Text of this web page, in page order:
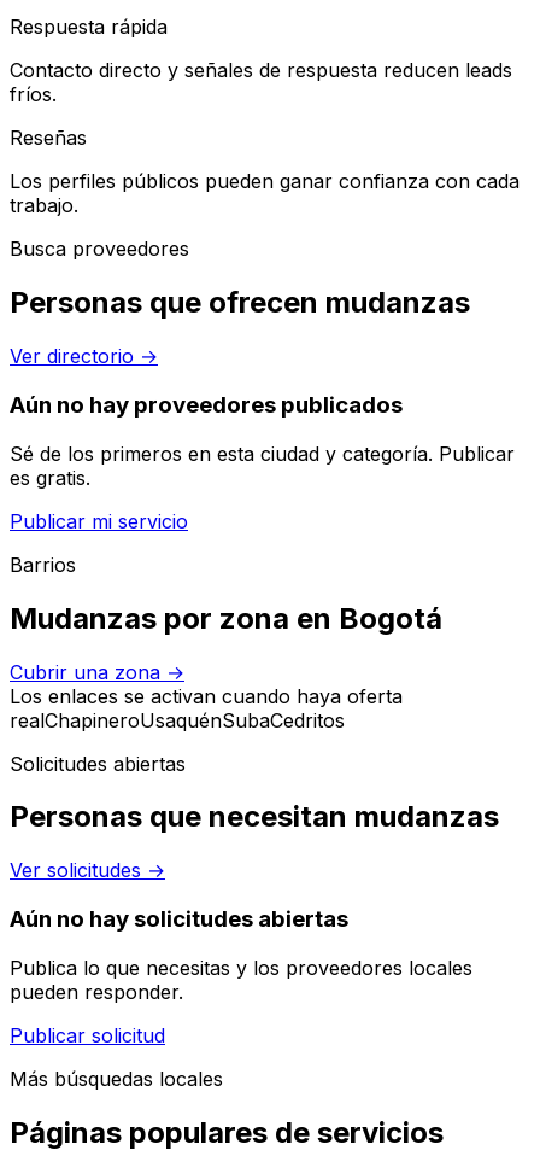
Respuesta rápida
Contacto directo y señales de respuesta reducen leads
fríos.
Reseñas
Los perfiles públicos pueden ganar confianza con cada
trabajo.
Busca proveedores
Personas que ofrecen mudanzas
Ver directorio →
Aún no hay proveedores publicados
Sé de los primeros en esta ciudad y categoría. Publicar
es gratis.
Publicar mi servicio
Barrios
Mudanzas por zona en Bogotá
Cubrir una zona →
Los enlaces se activan cuando haya oferta
realChapineroUsaquénSubaCedritos
Solicitudes abiertas
Personas que necesitan mudanzas
Ver solicitudes →
Aún no hay solicitudes abiertas
Publica lo que necesitas y los proveedores locales
pueden responder.
Publicar solicitud
Más búsquedas locales
Páginas populares de servicios